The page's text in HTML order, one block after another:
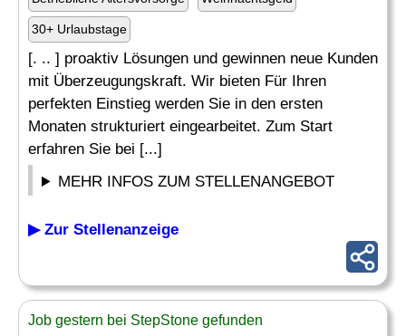
30+ Urlaubstage
[. .. ] proaktiv Lösungen und gewinnen neue Kunden
mit Überzeugungskraft. Wir bieten Für Ihren
perfekten Einstieg werden Sie in den ersten
Monaten strukturiert eingearbeitet. Zum Start
erfahren Sie bei [...]
MEHR INFOS ZUM STELLENANGEBOT
▶ Zur Stellenanzeige
Job gestern bei StepStone gefunden